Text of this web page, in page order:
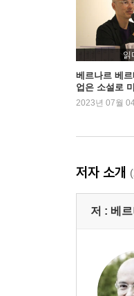
읽
베르나르 베
업은 소설로
는 것"
2023년 07월
저자 소개
저 : 베